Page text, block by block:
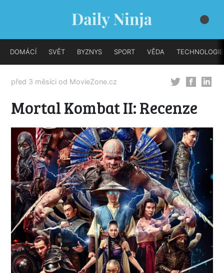
DOMÁCÍ SVĚT BYZNYS SPORT VĚDA TECHNOLOGIE
před 3 měsíci od MovieZone.cz
Mortal Kombat II: Recenze